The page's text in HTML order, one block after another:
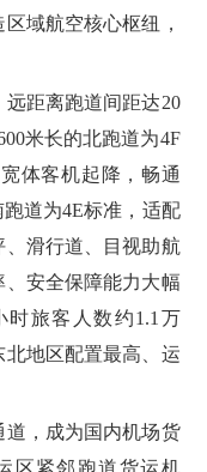
域航空核心枢纽，
距离跑道间距达20
米长的北跑道为4F
体客机起降，畅通
道为4E标准，适配
滑行道、目视助航
安全保障能力大幅
时旅客人数约1.1万
北地区配置最高、运
，成为国内机场货
区紧邻跑道货运机